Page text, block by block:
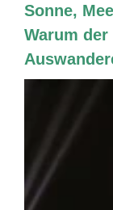
Sonne,
Warum